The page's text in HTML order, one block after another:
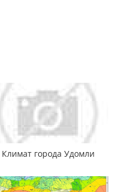
Климат города Удомли